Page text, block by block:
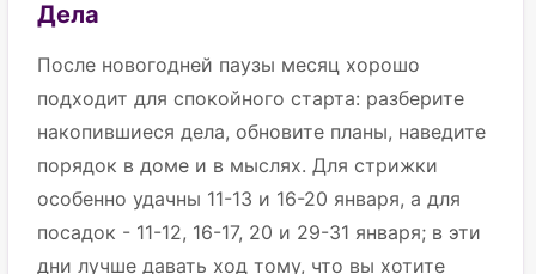
Дела
После новогодней паузы месяц хорошо
подходит для спокойного старта: разберите
накопившиеся дела, обновите планы, наведите
порядок в доме и в мыслях. Для стрижки
особенно удачны 11-13 и 16-20 января, а для
посадок - 11-12, 16-17, 20 и 29-31 января; в эти
дни лучше давать ход тому, что вы хотите